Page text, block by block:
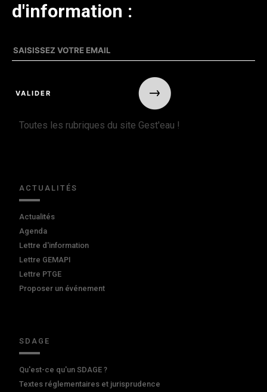
d'information :
Toutes les rubriques du site Gest'eau !
ACTUALITÉS
Actualités
Agenda
Lettre d'information
Lettre GEMAPI
Lettre PTGE
Proposer un événement
SDAGE
Qu'est-ce qu'un SDAGE ?
Textes réglementaires et jurisprudence